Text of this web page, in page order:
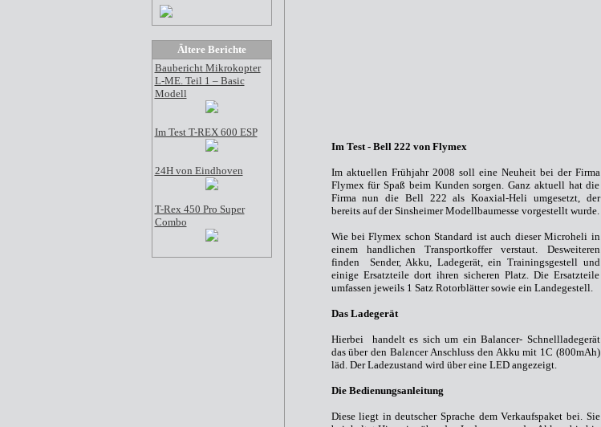
Ältere Berichte
Baubericht Mikrokopter
L-ME. Teil 1 – Basic
Modell
Im Test T-REX 600 ESP
24H von Eindhoven
T-Rex 450 Pro Super
Combo
Im Test - Bell 222 von Flymex
Im aktuellen Frühjahr 2008 soll eine Neuheit bei der Firma
Flymex für Spaß beim Kunden sorgen. Ganz aktuell hat die
Firma nun die Bell 222 als Koaxial-Heli umgesetzt, der
bereits auf der Sinsheimer Modellbaumesse vorgestellt wurde.
Wie bei Flymex schon Standard ist auch dieser Microheli in
einem handlichen Transportkoffer verstaut. Desweiteren
finden Sender, Akku, Ladegerät, ein Trainingsgestell und
einige Ersatzteile dort ihren sicheren Platz. Die Ersatzteile
umfassen jeweils 1 Satz Rotorblätter sowie ein Landegestell.
Das Ladegerät
Hierbei handelt es sich um ein Balancer- Schnellladegerät
das über den Balancer Anschluss den Akku mit 1C (800mAh)
läd. Der Ladezustand wird über eine LED angezeigt.
Die Bedienungsanleitung
Diese liegt in deutscher Sprache dem Verkaufspaket bei. Sie